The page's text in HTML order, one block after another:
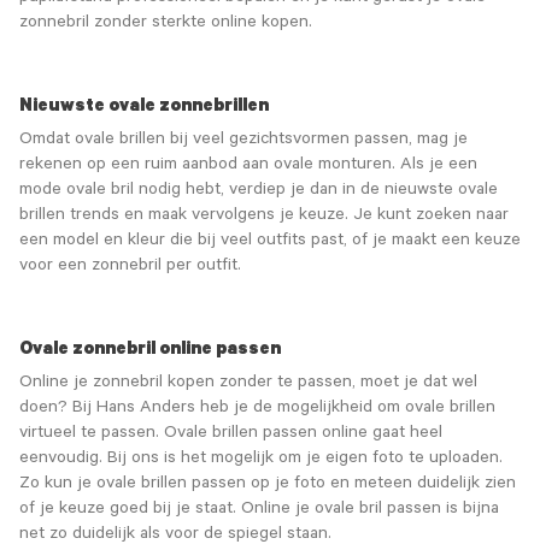
zonnebril zonder sterkte online kopen.
Nieuwste ovale zonnebrillen
Omdat ovale brillen bij veel gezichtsvormen passen, mag je
rekenen op een ruim aanbod aan ovale monturen. Als je een
mode ovale bril nodig hebt, verdiep je dan in de nieuwste ovale
brillen trends en maak vervolgens je keuze. Je kunt zoeken naar
een model en kleur die bij veel outfits past, of je maakt een keuze
voor een zonnebril per outfit.
Ovale zonnebril online passen
Online je zonnebril kopen zonder te passen, moet je dat wel
doen? Bij Hans Anders heb je de mogelijkheid om ovale brillen
virtueel te passen. Ovale brillen passen online gaat heel
eenvoudig. Bij ons is het mogelijk om je eigen foto te uploaden.
Zo kun je ovale brillen passen op je foto en meteen duidelijk zien
of je keuze goed bij je staat. Online je ovale bril passen is bijna
net zo duidelijk als voor de spiegel staan.